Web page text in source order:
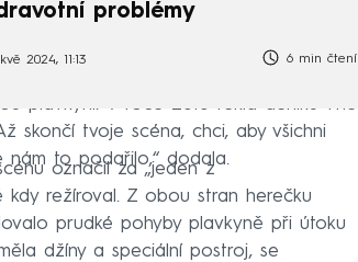
problémy
kvě 2024, 11:13 6 min čtení
plavkyní. V roce 2015 řekla deníku The
skončí tvoje scéna, chci, aby všichni
nám to podařilo,“ dodala.
označil za „jeden z
kdy režíroval. Z obou stran herečku
prudké pohyby plavkyně při útoku
džíny a speciální postroj, se